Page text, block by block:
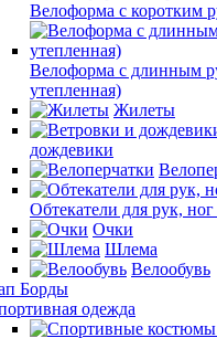
Велоформа с коротким
Велоформа с длинным
утепленная)
Жилеты
дождевики
Обтекатели для рук,
Очки
Шлема
Велообувь
Борды
одежда